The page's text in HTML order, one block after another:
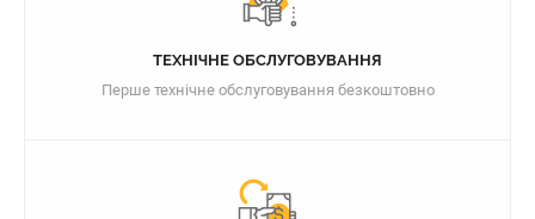
ТЕХНІЧНЕ ОБСЛУГОВУВАННЯ
Перше технічне обслуговування безкоштовно